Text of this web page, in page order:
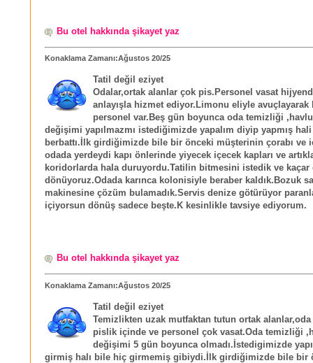
Bu otel hakkında şikayet yaz
Konaklama Zamanı:Ağustos 20/25
Tatil değil eziyet
Odalar,ortak alanlar çok pis.Personel vasat
anlayışla hizmet ediyor.Limonu eliyle avuçlayarak
personel var.Beş gün boyunca oda temizliği
değişimi yapılmazmı istediğimizde yapalım diyip yapmış
berbattı.İlk girdiğimizde bile bir önceki müşterinin çorabı ve
odada yerdeydi kapı önlerinde yiyecek içecek kapları ve
koridorlarda hala duruyordu.Tatilin bitmesini istedik ve
dönüyoruz.Odada karınca kolonisiyle beraber kaldık.Bozuk
makinesine çözüm bulamadık.Servis denize götürüyor
içiyorsun dönüş sadece beşte.K kesinlikle tavsiye ediyorum.
Bu otel hakkında şikayet yaz
Konaklama Zamanı:Ağustos 20/25
Tatil değil eziyet
Temizlikten uzak mutfaktan tutun ortak alanlar,oda
pislik içinde ve personel çok vasat.Oda temizliği
değişimi 5 gün boyunca olmadı.İstedigimizde
girmiş halı bile hiç girmemiş gibiydi.İlk girdiğimizde bile bir